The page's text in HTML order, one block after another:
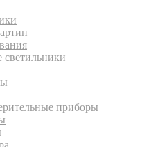
светильники
приборы